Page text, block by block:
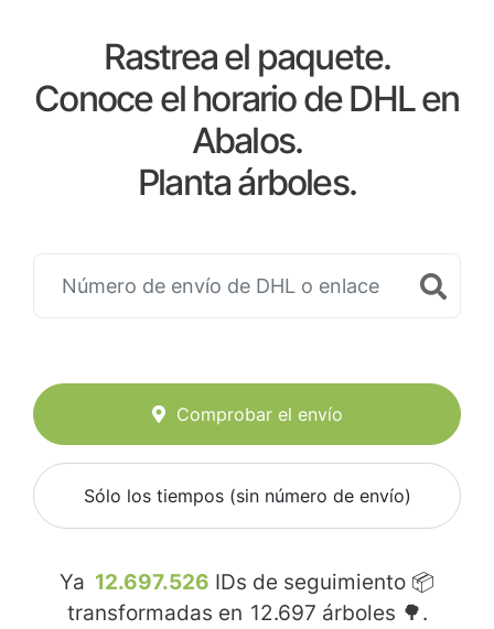
Rastrea el paquete.
Conoce el horario de DHL en
Abalos.
Planta árboles.
Comprobar el envío
Sólo los tiempos (sin número de envío)
Ya 12.697.526 IDs de seguimiento 📦
transformadas en 12.697 árboles 🌳.